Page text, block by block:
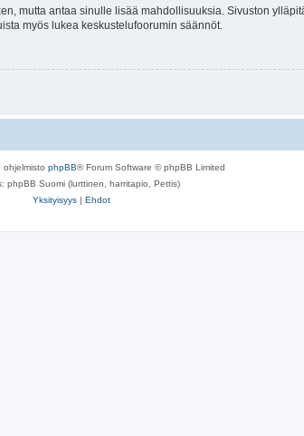
mutta antaa sinulle lisää mahdollisuuksia. Sivuston
myös lukea keskustelufoorumin säännöt.
ohjelmisto phpBB® Forum Software © phpBB Limited
phpBB Suomi (lurttinen, harritapio, Pettis)
Yksityisyys | Ehdot